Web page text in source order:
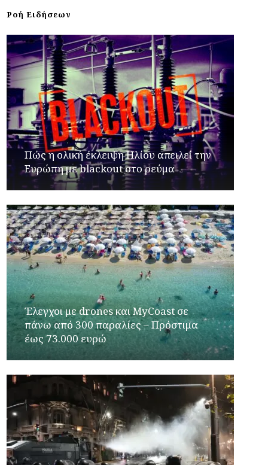
Ροή Ειδήσεων
Πώς η ολική έκλειψη Ηλίου απειλεί την
Ευρώπη με blackout στο ρεύμα
Έλεγχοι με drones και MyCoast σε
πάνω από 300 παραλίες – Πρόστιμα
έως 73.000 ευρώ